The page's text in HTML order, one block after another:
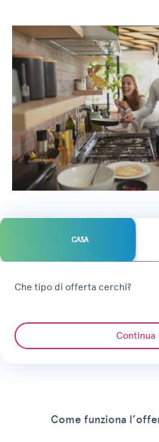
CASA
Che tipo di offerta cerchi?
Continua
Come funziona